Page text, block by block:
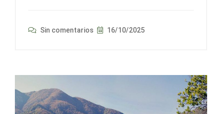
Sin comentarios 16/10/2025